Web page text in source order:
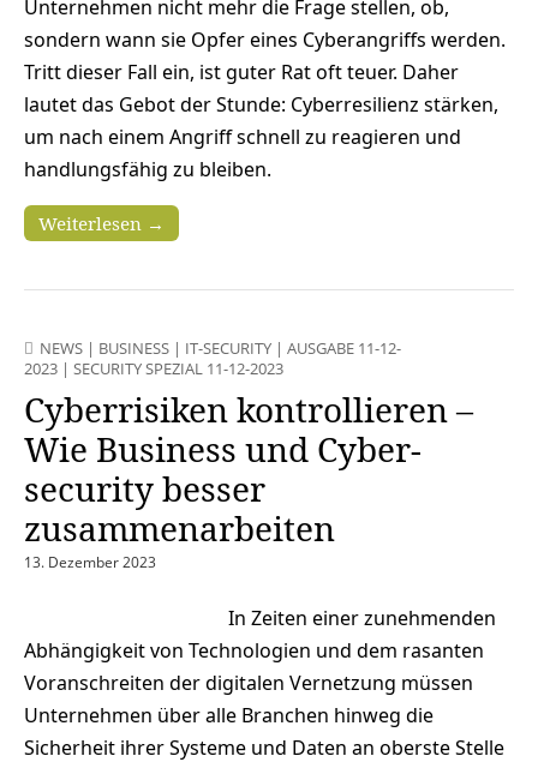
Unternehmen nicht mehr die Frage stellen, ob,
sondern wann sie Opfer eines Cyberangriffs werden.
Tritt dieser Fall ein, ist guter Rat oft teuer. Daher
lautet das Gebot der Stunde: Cyberresilienz stärken,
um nach einem Angriff schnell zu reagieren und
handlungsfähig zu bleiben.
Weiterlesen →
NEWS | BUSINESS | IT-SECURITY | AUSGABE 11-12-
2023 | SECURITY SPEZIAL 11-12-2023
Cyberrisiken kontrollieren –
Wie Business und Cyber­
security besser
zusammenarbeiten
13. Dezember 2023
In Zeiten einer zunehmenden
Abhängigkeit von Technologien und dem rasanten
Voranschreiten der digitalen Vernetzung müssen
Unternehmen über alle Branchen hinweg die
Sicherheit ihrer Systeme und Daten an oberste Stelle